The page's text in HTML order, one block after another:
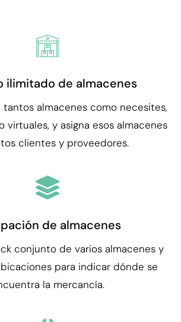
ilimitado de almacenes
tantos almacenes como necesites,
virtuales, y asigna esos almacenes
clientes y proveedores.
de almacenes
conjunto de varios almacenes y
para indicar dónde se
la mercancía.